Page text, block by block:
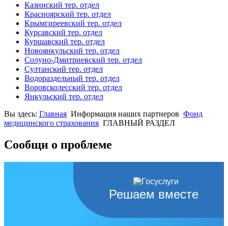
Казинский тер. отдел
Красноярский тер. отдел
Крымгиреевский тер. отдел
Курсавский тер. отдел
Куршавский тер. отдел
Новоянкульский тер. отдел
Солуно-Дмитриевский тер. отдел
Султанский тер. отдел
Водораздельный тер. отдел
Воровсколесский тер. отдел
Янкульский тер. отдел
Вы здесь: Главная Информация наших партнеров Фонд
медицинского страхования ГЛАВНЫЙ РАЗДЕЛ
Сообщи о проблеме
Решаем вместе